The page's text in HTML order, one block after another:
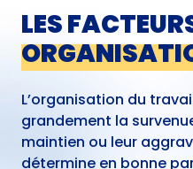
LES
L’organisation du
grandement la
maintien ou leur
détermine en bonne